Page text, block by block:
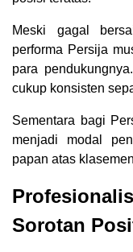
Meski gagal
performa Persija
para
cukup konsisten
Sementara bagi
menjadi modal
papan atas
Sorotan